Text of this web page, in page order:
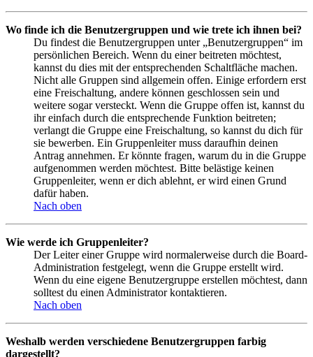
Wo finde ich die Benutzergruppen und wie trete ich ihnen bei?
Du findest die Benutzergruppen unter „Benutzergruppen“ im
persönlichen Bereich. Wenn du einer beitreten möchtest,
kannst du dies mit der entsprechenden Schaltfläche machen.
Nicht alle Gruppen sind allgemein offen. Einige erfordern erst
eine Freischaltung, andere können geschlossen sein und
weitere sogar versteckt. Wenn die Gruppe offen ist, kannst du
ihr einfach durch die entsprechende Funktion beitreten;
verlangt die Gruppe eine Freischaltung, so kannst du dich für
sie bewerben. Ein Gruppenleiter muss daraufhin deinen
Antrag annehmen. Er könnte fragen, warum du in die Gruppe
aufgenommen werden möchtest. Bitte belästige keinen
Gruppenleiter, wenn er dich ablehnt, er wird einen Grund
dafür haben.
Nach oben
Wie werde ich Gruppenleiter?
Der Leiter einer Gruppe wird normalerweise durch die Board-
Administration festgelegt, wenn die Gruppe erstellt wird.
Wenn du eine eigene Benutzergruppe erstellen möchtest, dann
solltest du einen Administrator kontaktieren.
Nach oben
Weshalb werden verschiedene Benutzergruppen farbig
dargestellt?